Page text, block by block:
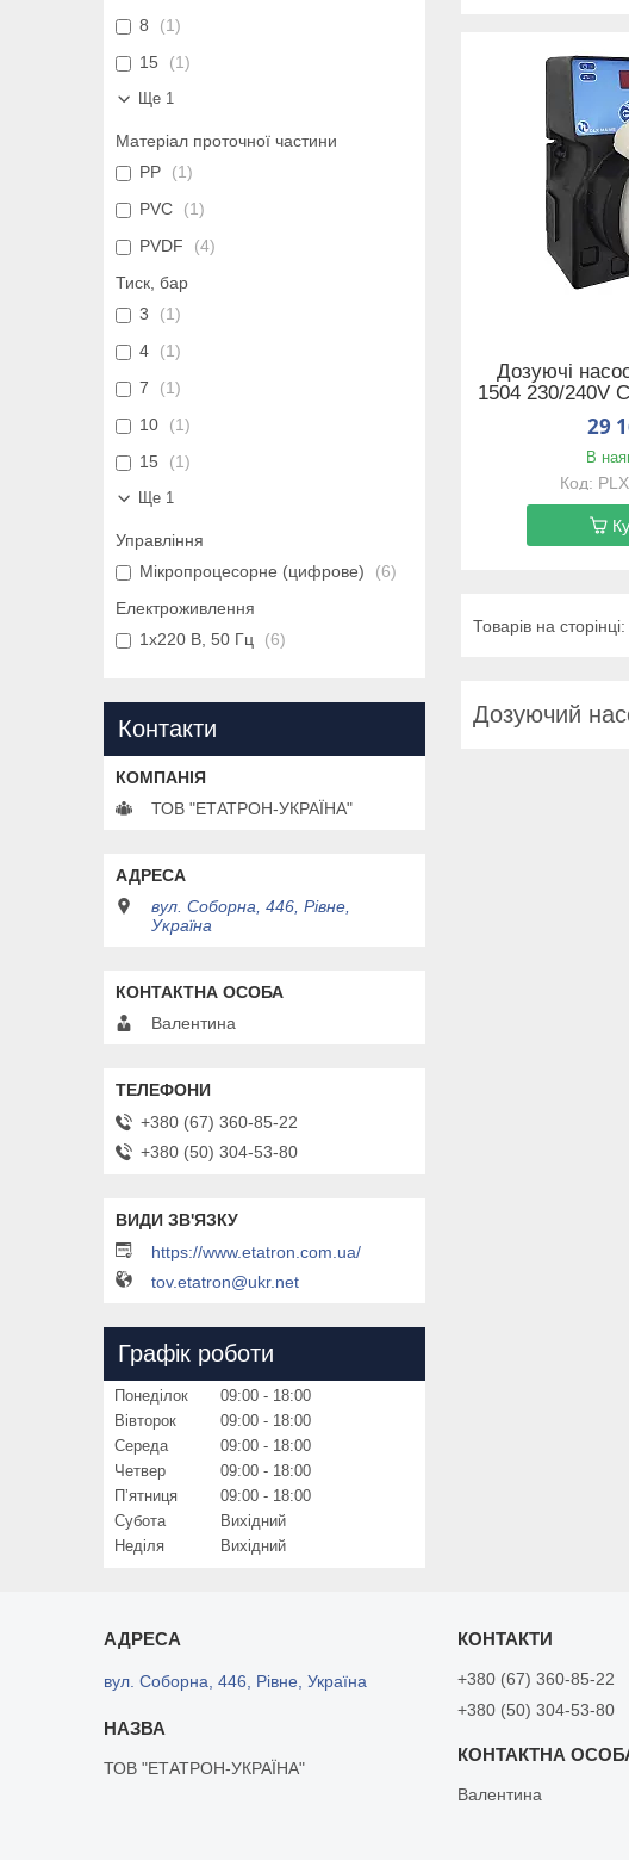
Дозуючі
1504 230/240V
29
В
Дозуючий
8
1
15
1
Ще 1
Матеріал проточної частини
PP
1
PVC
1
PVDF
4
Тиск, бар
3
1
4
1
7
1
10
1
15
1
Ще 1
Управління
Мікропроцесорне (цифрове)
6
Електроживлення
1х220 В, 50 Гц
6
Контакти
ТОВ "ЕТАТРОН-УКРАЇНА"
вул. Соборна, 446, Рівне,
Україна
Валентина
+380 (67) 360-85-22
+380 (50) 304-53-80
https://www.etatron.com.ua/
tov.etatron@ukr.net
Графік роботи
Понеділок 09:00
18:00
Вівторок
09:00
18:00
Середа
09:00
18:00
Четвер
09:00
18:00
Пʼятниця
09:00
18:00
Субота
Вихідний
Неділя
Вихідний
вул. Соборна, 446, Рівне, Україна
ТОВ "ЕТАТРОН-УКРАЇНА"
+380 (67) 360-85-22
+380 (50) 304-53-80
Валентина